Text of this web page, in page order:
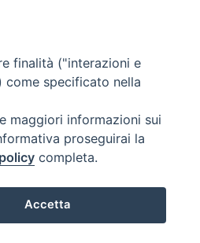
finalità ("interazioni e
specificato nella
maggiori informazioni sui
proseguirai la
completa.
Accetta